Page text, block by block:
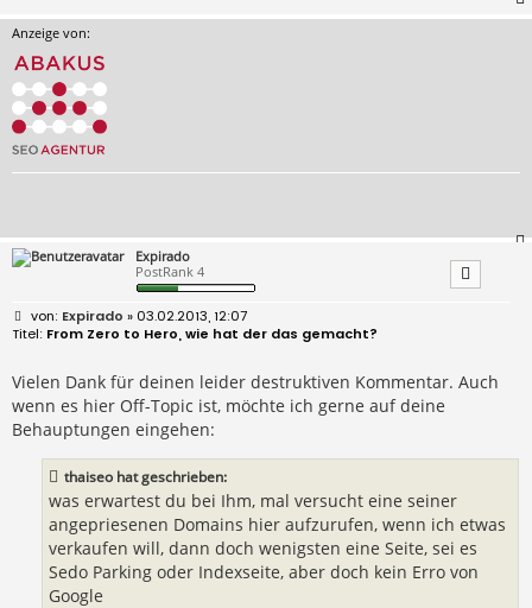
Anzeige von:
Expirado
PostRank 4
B
e
r
a
g
Expirado » 03.02.2013, 12:07
From Zero to Hero, wie hat der das gemacht?
Vielen Dank für deinen leider destruktiven Kommentar. Auch
wenn es hier Off-Topic ist, möchte ich gerne auf deine
Behauptungen eingehen:
thaiseo hat geschrieben:
was erwartest du bei Ihm, mal versucht eine seiner
angepriesenen Domains hier aufzurufen, wenn ich etwas
verkaufen will, dann doch wenigsten eine Seite, sei es
Sedo Parking oder Indexseite, aber doch kein Erro von
Google